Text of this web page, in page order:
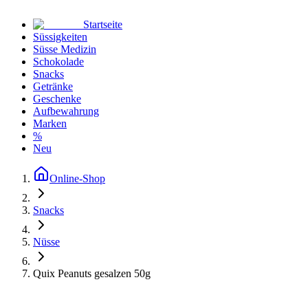
Startseite
Süssigkeiten
Süsse Medizin
Schokolade
Snacks
Getränke
Geschenke
Aufbewahrung
Marken
%
Neu
Online-Shop
Snacks
Nüsse
Quix Peanuts gesalzen 50g